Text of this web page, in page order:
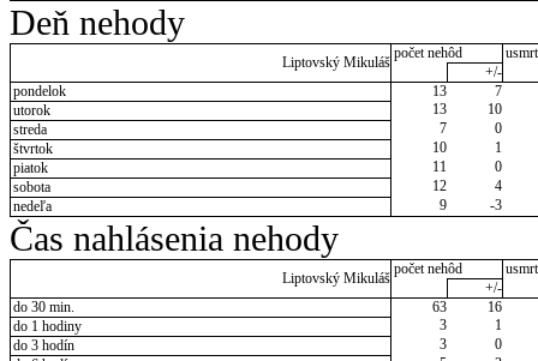
Deň nehody
Liptovský Mikuláš
počet nehôd
+/-
pondelok
13
7
utorok
13
10
streda
7
0
štvrtok
10
1
piatok
11
0
sobota
12
4
nedeľa
9 -3
Čas nahlásenia nehody
Liptovský Mikuláš
počet nehôd
+/-
do 30 min.
63
16
do 1 hodiny
3
1
do 3 hodín
3
0